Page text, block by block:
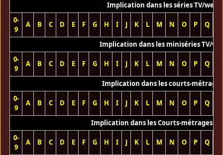
Implication dans les séries TV/web
0-
9
A B C D E F G H I J K L M N O P Q
Implication dans les miniséries TV/
0-
9
A B C D E F G H I J K L M N O P Q
Implication dans les courts-métrages
0-
9
A B C D E F G H I J K L M N O P Q
Implication dans les Courts-métrages
0-
9
A B C D E F G H I J K L M N O P Q